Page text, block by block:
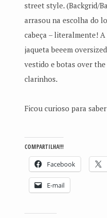
street style. (Backgrid/
arrasou na escolha do
cabeça – literalmente!
jaqueta beeem
vestido e botas over
clarinhos.
Ficou curioso para saber
COMPARTILHA!!!
Facebook
E-mail